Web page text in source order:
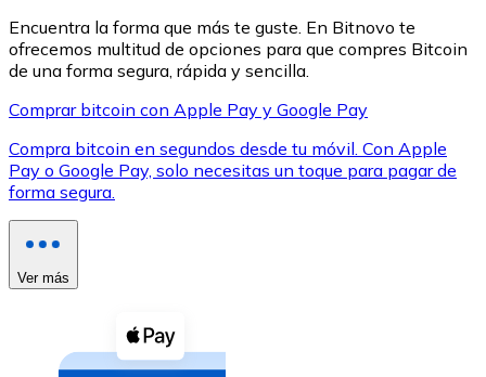
XRP
XRP
Efectivo
Comprar con efectivo
Encuentra la forma que más te guste. En Bitnovo te
ofrecemos multitud de opciones para que compres Bitcoin
de una forma segura, rápida y sencilla.
Comprar bitcoin con Apple Pay y Google Pay
Compra bitcoin en segundos desde tu móvil. Con Apple
Pay o Google Pay, solo necesitas un toque para pagar de
forma segura.
Ver más